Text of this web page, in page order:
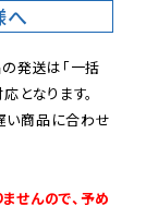
へ
発送は「一括
となります。
い商品に合わせ
せんので、予め